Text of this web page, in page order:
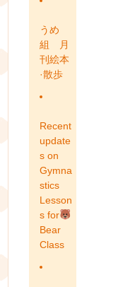
うめ
組 月
刊絵本
·散歩
Recent
update
s on
Gymna
stics
Lesson
s for
Bear
Class